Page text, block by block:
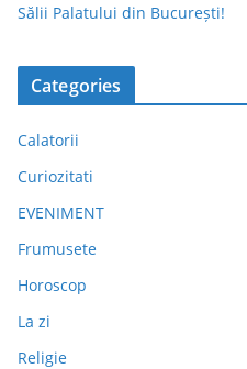
Sălii Palatului din București!
Categories
Calatorii
Curiozitati
EVENIMENT
Frumusete
Horoscop
La zi
Religie